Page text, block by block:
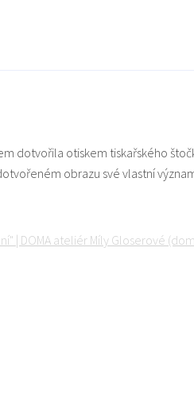
dotvořila otiskem tiskařského
obrazu své vlastní
| DOMA ateliér Míly Gloserové